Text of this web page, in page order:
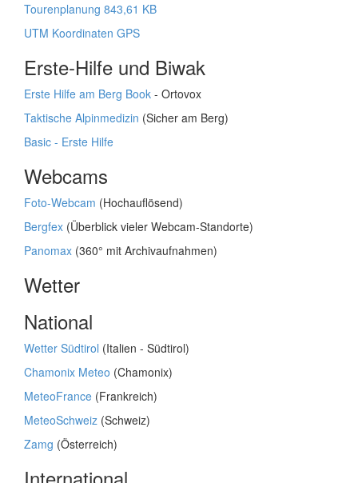
Tourenplanung 843,61 KB
UTM Koordinaten GPS
Erste-Hilfe und Biwak
Erste Hilfe am Berg Book - Ortovox
Taktische Alpinmedizin (Sicher am Berg)
Basic - Erste Hilfe
Webcams
Foto-Webcam (Hochauflösend)
Bergfex (Überblick vieler Webcam-Standorte)
Panomax (360° mit Archivaufnahmen)
Wetter
National
Wetter Südtirol (Italien - Südtirol)
Chamonix Meteo (Chamonix)
MeteoFrance (Frankreich)
MeteoSchweiz (Schweiz)
Zamg (Österreich)